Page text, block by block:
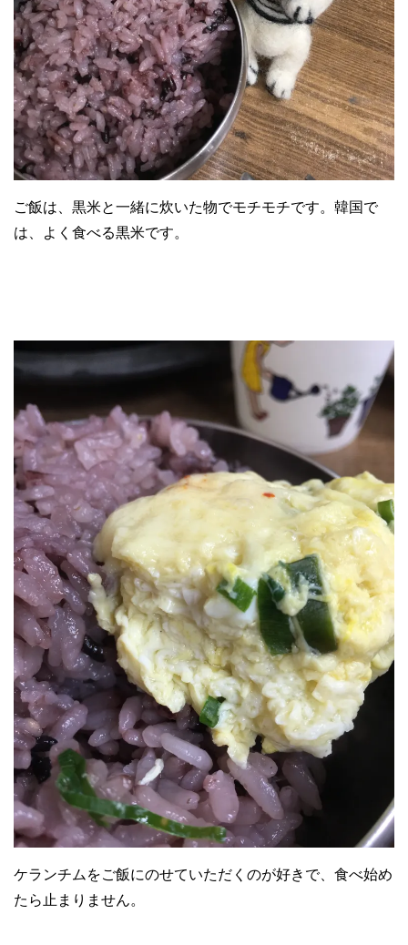
ご飯は、黒米と一緒に炊いた物でモチモチです。韓国で
は、よく食べる黒米です。
ケランチムをご飯にのせていただくのが好きで、食べ始め
たら止まりません。